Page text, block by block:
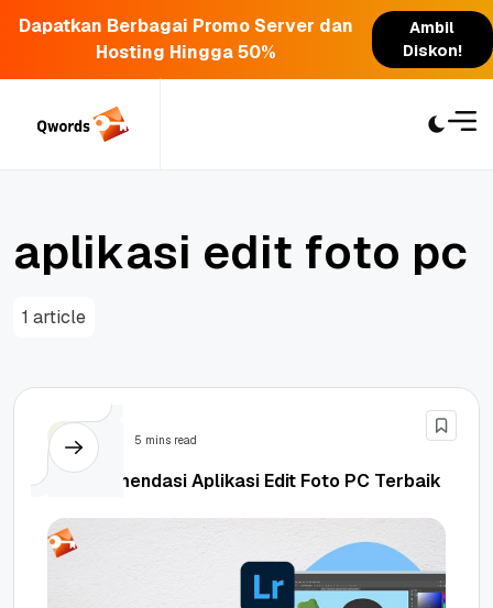
Dapatkan Berbagai Promo Server dan
Hosting Hingga 50%
Ambil
Diskon!
aplikasi edit foto pc
1 article
Design 5 mins read
15 Rekomendasi Aplikasi Edit Foto PC Terbaik